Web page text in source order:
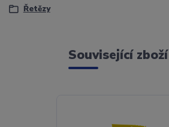
Řetězy
Související zboží